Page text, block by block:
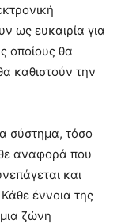
ως ευκαιρία για
οποίους θα
καθιστούν την
σύστημα, τόσο
αναφορά που
και
έννοια της
ζώνη